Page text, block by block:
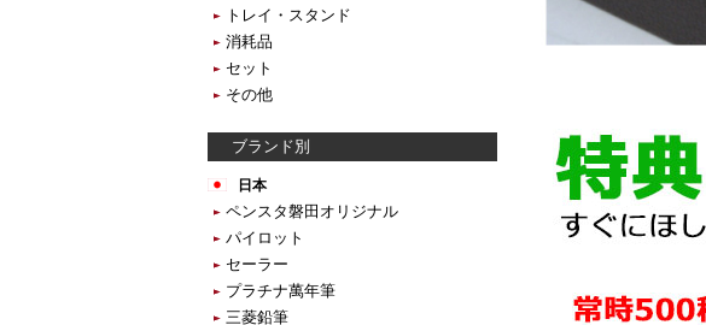
トレイ・スタンド
消耗品
セット
その他
ブランド別
日本
ペンスタ磐田オリジナル
パイロット
セーラー
プラチナ萬年筆
三菱鉛筆